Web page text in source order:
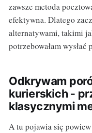
zawsze metoda
efektywna. Dlatego
alternatywami, takimi
potrzebowałam wysłać
Odkrywam
kurierskich -
klasycznymi
A tu pojawia się